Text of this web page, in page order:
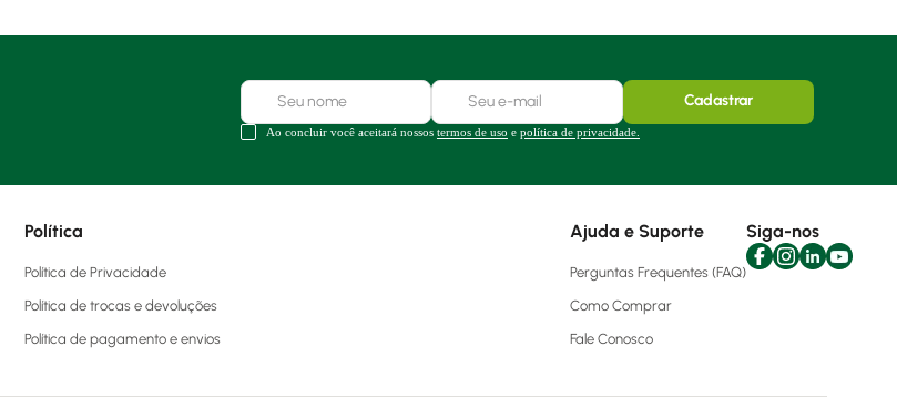
Cadastrar
Ao concluir você aceitará nossos termos de uso e política de privacidade.
Política
Política de Privacidade
Política de trocas e devoluções
Política de pagamento e envios
Ajuda e Suporte
Perguntas Frequentes (FAQ)
Como Comprar
Fale Conosco
Siga-nos